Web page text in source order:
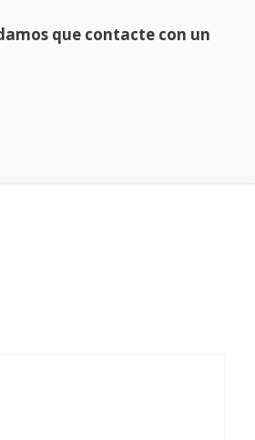
que contacte con un